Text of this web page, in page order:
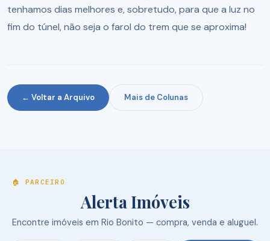
tenhamos dias melhores e, sobretudo, para que a luz no
fim do túnel, não seja o farol do trem que se aproxima!
← Voltar a Arquivo Mais de Colunas
🏠 PARCEIRO
Alerta Imóveis
Encontre imóveis em Rio Bonito — compra, venda e aluguel.